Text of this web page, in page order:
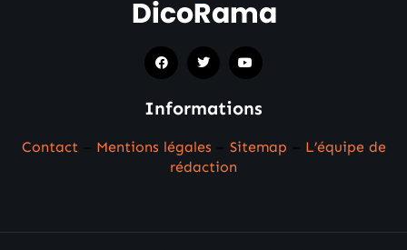
Informations
Contact Mentions légales Sitemap
L’équipe de
rédaction